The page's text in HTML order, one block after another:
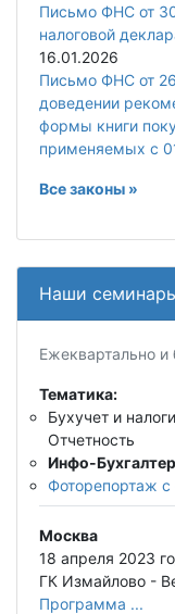
Письмо ФНС от
налоговой
16.01.2026
Письмо ФНС от
доведении
формы книги
применяемых с
Все законы »
Наши
Ежеквартально и
Тематика:
Бухучет и
Отчетность
Инфо-Бухгалтер
Фоторепортаж
Москва
18 апреля 2023
ГК Измайлово -
Программа ...